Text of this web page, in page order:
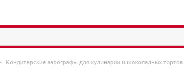
- Кондитерские аэрографы для кулинарии и шоколадных тортов